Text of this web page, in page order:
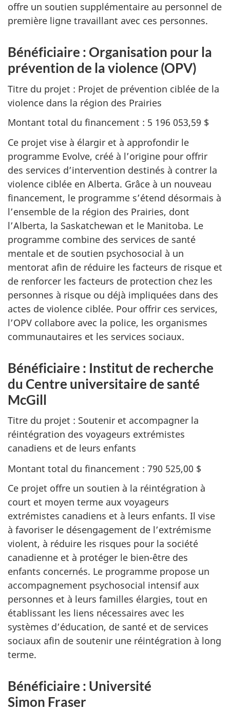
offre un soutien supplémentaire au personnel de
première ligne travaillant avec ces personnes.
Bénéficiaire : Organisation pour la
prévention de la violence (OPV)
Titre du projet : Projet de prévention ciblée de la
violence dans la région des Prairies
Montant total du financement : 5 196 053,59 $
Ce projet vise à élargir et à approfondir le
programme Evolve, créé à l’origine pour offrir
des services d’intervention destinés à contrer la
violence ciblée en Alberta. Grâce à un nouveau
financement, le programme s’étend désormais à
l’ensemble de la région des Prairies, dont
l’Alberta, la Saskatchewan et le Manitoba. Le
programme combine des services de santé
mentale et de soutien psychosocial à un
mentorat afin de réduire les facteurs de risque et
de renforcer les facteurs de protection chez les
personnes à risque ou déjà impliquées dans des
actes de violence ciblée. Pour offrir ces services,
l’OPV collabore avec la police, les organismes
communautaires et les services sociaux.
Bénéficiaire : Institut de recherche
du Centre universitaire de santé
McGill
Titre du projet : Soutenir et accompagner la
réintégration des voyageurs extrémistes
canadiens et de leurs enfants
Montant total du financement : 790 525,00 $
Ce projet offre un soutien à la réintégration à
court et moyen terme aux voyageurs
extrémistes canadiens et à leurs enfants. Il vise
à favoriser le désengagement de l’extrémisme
violent, à réduire les risques pour la société
canadienne et à protéger le bien-être des
enfants concernés. Le programme propose un
accompagnement psychosocial intensif aux
personnes et à leurs familles élargies, tout en
établissant les liens nécessaires avec les
systèmes d’éducation, de santé et de services
sociaux afin de soutenir une réintégration à long
terme.
Bénéficiaire : Université
Simon Fraser